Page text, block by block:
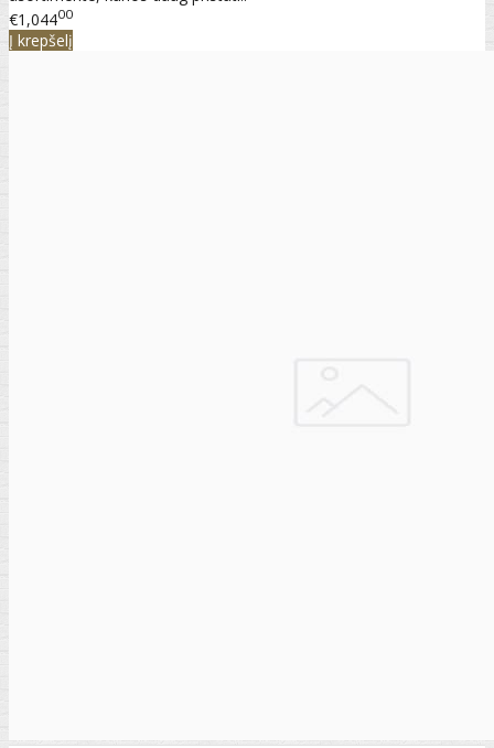
€1,04400
Į krepšelį